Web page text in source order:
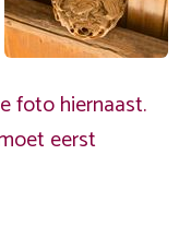
foto hiernaast.
eerst